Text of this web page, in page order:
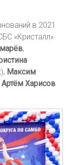
в 2021
«Кристалл»
,
Максим
Артём Харисов